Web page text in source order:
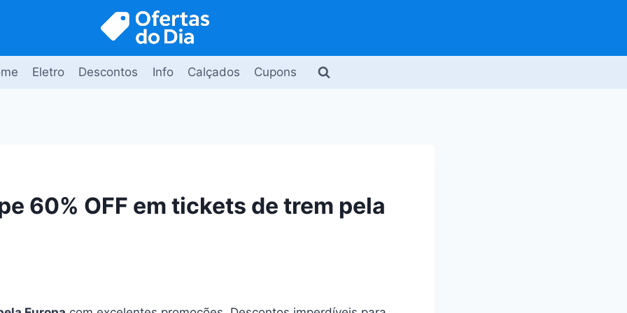
Eletro Descontos Info Calçados Cupons
60% OFF em tickets de trem pela